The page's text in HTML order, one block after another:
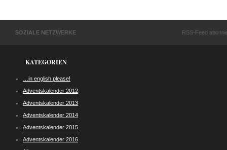
SOZIALE NETZWERKE RSS-Feed
KATEGORIEN
…in english please!
Adventskalender 2012
Adventskalender 2013
Adventskalender 2014
Adventskalender 2015
Adventskalender 2016